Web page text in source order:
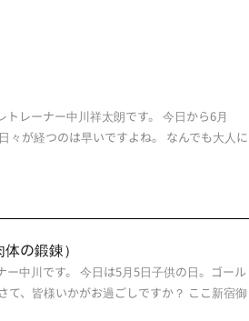
レーナー中川祥太朗です。 今日から6月
々が経つのは早いですよね。 なんでも大人に
の鍛錬）
中川です。 今日は5月5日子供の日。ゴール
て、皆様いかがお過ごしですか？ ここ新宿御